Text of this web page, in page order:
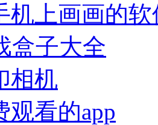
机上画画的软
盒子大全
相机
观看的app